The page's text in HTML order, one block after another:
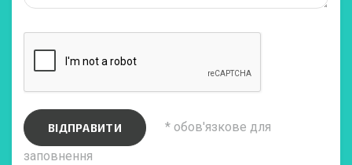
ВІДПРАВИТИ
* обов'язкове для
заповнення